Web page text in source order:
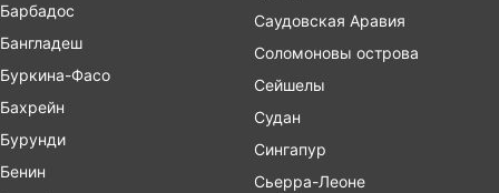
Барбадос
Бангладеш
Буркина-Фасо
Бахрейн
Бурунди
Бенин
Саудовская Аравия
Соломоновы острова
Сейшелы
Судан
Сингапур
Сьерра-Леоне